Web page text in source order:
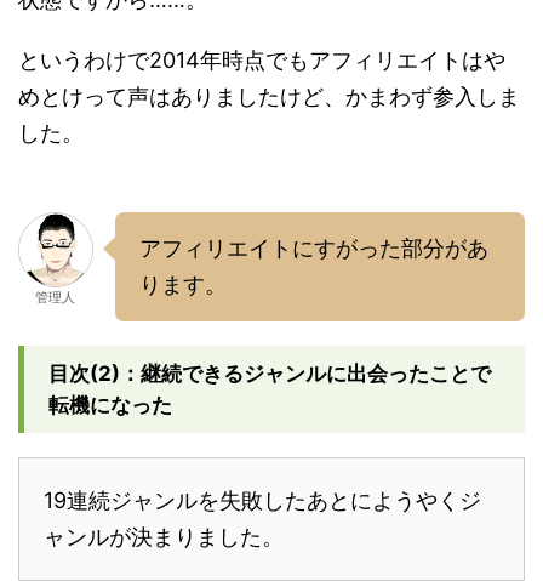
というわけで2014年時点でもアフィリエイトはや
めとけって声はありましたけど、かまわず参入しま
した。
管理人
アフィリエイトにすがった部分があ
ります。
目次(2)：継続できるジャンルに出会ったことで
転機になった
19連続ジャンルを失敗したあとにようやくジ
ャンルが決まりました。